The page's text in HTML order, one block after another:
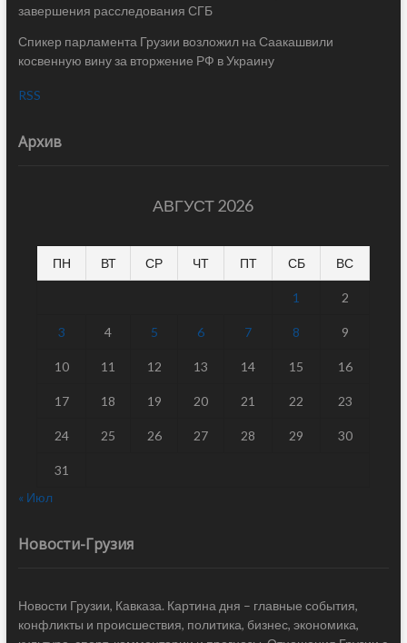
завершения расследования СГБ
Спикер парламента Грузии возложил на Саакашвили
косвенную вину за вторжение РФ в Украину
RSS
Архив
АВГУСТ 2026
ПН ВТ СР ЧТ ПТ СБ ВС
1 2
3 4 5 6 7 8 9
10 11 12 13 14 15 16
17 18 19 20 21 22 23
24 25 26 27 28 29 30
31
« Июл
Новости-Грузия
Новости Грузии, Кавказа. Картина дня – главные события,
конфликты и происшествия, политика, бизнес, экономика,